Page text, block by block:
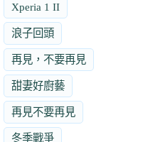
Xperia 1 II
浪子回頭
再見，不要再見
甜妻好廚藝
再見不要再見
冬季戰爭